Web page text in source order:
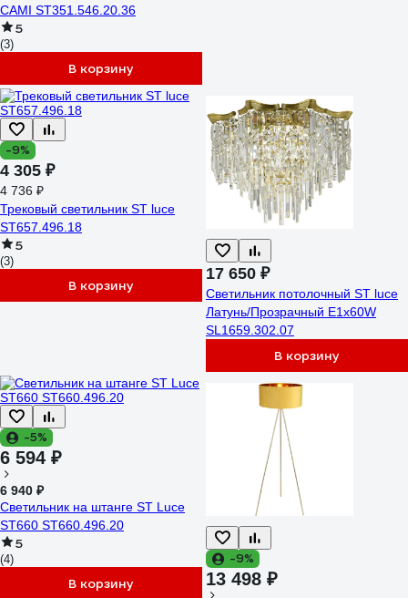
CAMI ST351.546.20.36
5
(3)
В корзину
-9%
4 305 ₽
4 736 ₽
Трековый светильник ST luce
ST657.496.18
5
(3)
В корзину
17 650 ₽
Светильник потолочный ST luce
Латунь/Прозрачный E1х60W
SL1659.302.07
В корзину
-5%
6 594 ₽
6 940 ₽
Светильник на штанге ST Luce
ST660 ST660.496.20
5
(4)
В корзину
-9%
13 498 ₽